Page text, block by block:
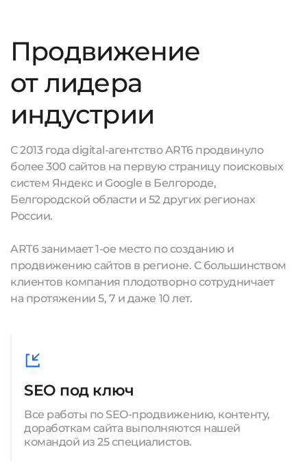
Продвижение
от лидера
индустрии
С 2013 года digital-агентство ART6 продвинуло
более 300 сайтов на первую страницу поисковых
систем Яндекс и Google в Белгороде,
Белгородской области и 52 других регионах
России.
ART6 занимает 1-ое место по созданию и
продвижению сайтов в регионе. С большинством
клиентов компания плодотворно сотрудничает
на протяжении 5, 7 и даже 10 лет.
SEO под ключ
Все работы по SEO-продвижению, контенту,
доработкам сайта выполняются нашей
командой из 25 специалистов.